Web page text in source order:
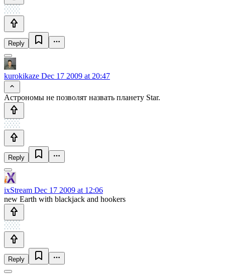
Reply
kurokikaze Dec 17 2009 at 20:47
Астрономы не позволят назвать планету Star.
Reply
ixStream Dec 17 2009 at 12:06
new Earth with blackjack and hookers
Reply